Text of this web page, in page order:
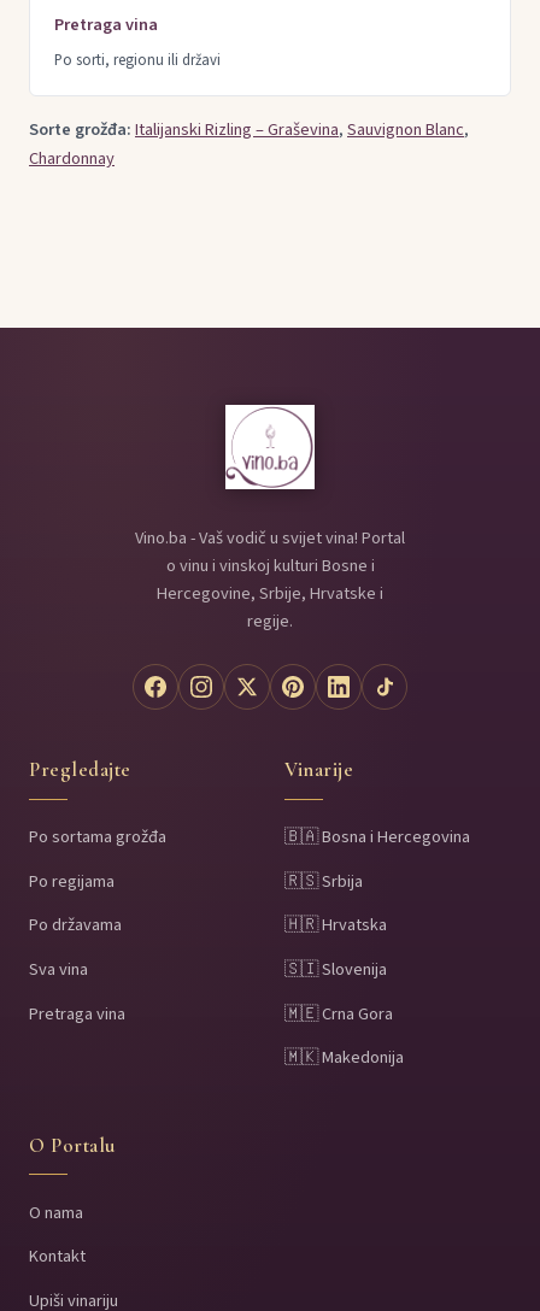
Pretraga vina
Po sorti, regionu ili državi
Sorte grožđa:Italijanski Rizling – Graševina,Sauvignon Blanc,
Chardonnay
Vino.ba - Vaš vodič u svijet vina! Portal
o vinu i vinskoj kulturi Bosne i
Hercegovine, Srbije, Hrvatske i
regije.
Pregledajte
Po sortama grožđa
Po regijama
Po državama
Sva vina
Pretraga vina
Vinarije
🇧🇦 Bosna i Hercegovina
🇷🇸 Srbija
🇭🇷 Hrvatska
🇸🇮 Slovenija
🇲🇪 Crna Gora
🇲🇰 Makedonija
O Portalu
O nama
Kontakt
Upiši vinariju